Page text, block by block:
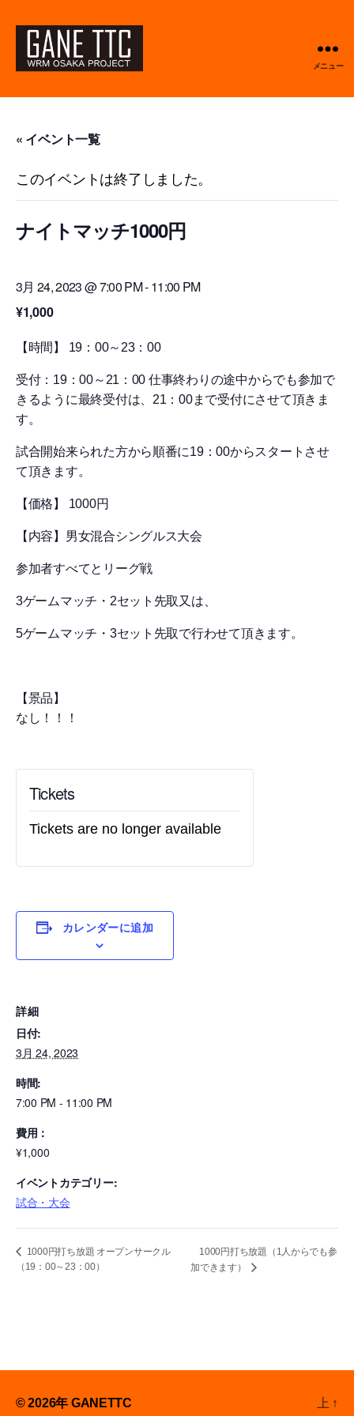
メニュー
« イベント一覧
このイベントは終了しました。
ナイトマッチ1000円
3月 24, 2023 @ 7:00 PM-11:00 PM
¥1,000
【時間】 19：00～23：00
受付：19：00～21：00 仕事終わりの途中からでも参加で
きるように最終受付は、21：00まで受付にさせて頂きま
す。
試合開始来られた方から順番に19：00からスタートさせ
て頂きます。
【価格】 1000円
【内容】男女混合シングルス大会
参加者すべてとリーグ戦
3ゲームマッチ・2セット先取又は、
5ゲームマッチ・3セット先取で行わせて頂きます。
【景品】
なし！！！
Tickets
Tickets are no longer available
カレンダーに追加
詳細
日付:
3月 24, 2023
時間:
7:00 PM - 11:00 PM
費用：
¥1,000
イベントカテゴリー:
試合・大会
1000円打ち放題 オープンサークル
（19：00～23：00）
1000円打ち放題（1人からでも参
加できます）
© 2026年 GANETTC 上 ↑